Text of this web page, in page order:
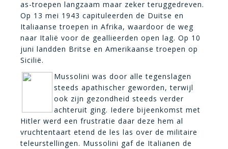
as-troepen langzaam maar zeker teruggedreven.
Op 13 mei 1943 capituleerden de Duitse en
Italiaanse troepen in Afrika, waardoor de weg
naar Italië voor de geallieerden open lag. Op 10
juni landden Britse en Amerikaanse troepen op
Sicilië.
Mussolini was door alle tegenslagen
steeds apathischer geworden, terwijl
ook zijn gezondheid steeds verder
achteruit ging. Iedere bijeenkomst met
Hitler werd een frustratie daar deze hem al
vruchtentaart etend de les las over de militaire
teleurstellingen. Mussolini gaf de Italianen de